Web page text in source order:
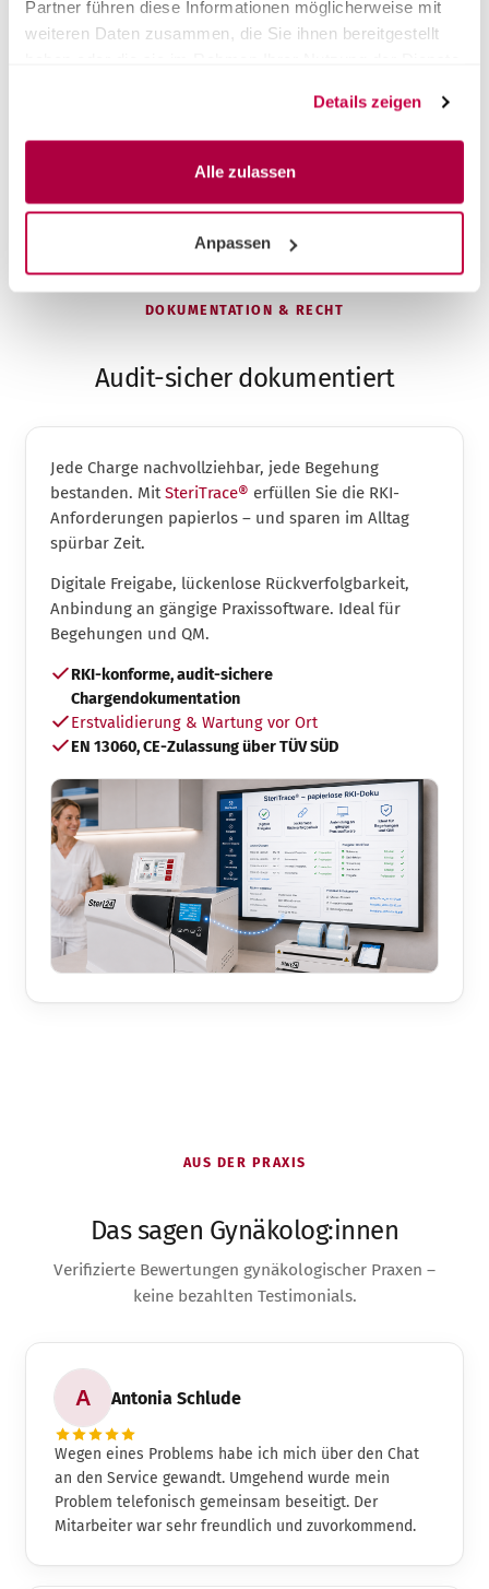
Partner führen diese Informationen möglicherweise mit
weiteren Daten zusammen, die Sie ihnen bereitgestellt
Details zeigen
Alle zulassen
Anpassen
Gleiche Premium-Leistung, fairer Preis
Schnellerer Vor-Ort-Service in ganz DACH
Installation & Einweisung inklusive
DOKUMENTATION & RECHT
Audit-sicher dokumentiert
Jede Charge nachvollziehbar, jede Begehung
bestanden. MitSteriTrace® erfüllen Sie die RKI-
Anforderungen papierlos – und sparen im Alltag
spürbar Zeit.
Digitale Freigabe, lückenlose Rückverfolgbarkeit,
Anbindung an gängige Praxissoftware. Ideal für
Begehungen und QM.
RKI-konforme, audit-sichere
Chargendokumentation
Erstvalidierung & Wartung vor Ort
EN 13060, CE-Zulassung über TÜV SÜD
AUS DER PRAXIS
Das sagen Gynäkolog:innen
Verifizierte Bewertungen gynäkologischer Praxen –
keine bezahlten Testimonials.
Antonia Schlude
Wegen eines Problems habe ich mich über den Chat
an den Service gewandt. Umgehend wurde mein
Problem telefonisch gemeinsam beseitigt. Der
Mitarbeiter war sehr freundlich und zuvorkommend.